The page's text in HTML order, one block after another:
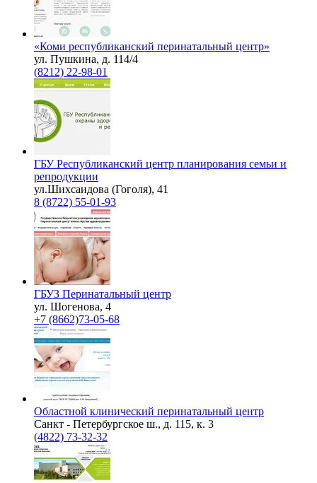
«Коми республиканский перинатальный центр»
ул. Пушкина, д. 114/4
(8212) 22-98-01
ГБУ Республиканский центр планирования семьи и
репродукции
ул.Шихсаидова (Гоголя), 41
8 (8722) 55-01-93
ГБУЗ Перинатальный центр
ул. Шогенова, 4
+7 (8662)73-05-68
Областной клинический перинатальный центр
Санкт - Петербургское ш., д. 115, к. 3
(4822) 73-32-32